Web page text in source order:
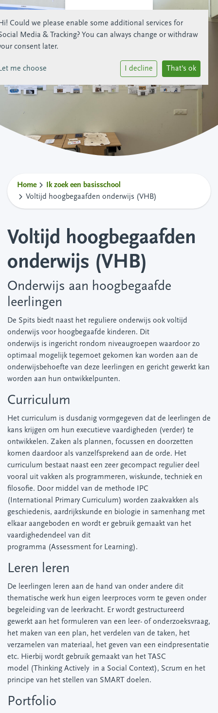
Home
Ik zoek een basisschool
Voltijd hoogbegaafden onderwijs (VHB)
Voltijd hoogbegaafden
onderwijs (VHB)
Onderwijs aan hoogbegaafde
leerlingen
De Spits biedt naast het reguliere onderwijs ook voltijd
onderwijs voor hoogbegaafde kinderen. Dit
onderwijs is ingericht rondom niveaugroepen waardoor zo
optimaal mogelijk tegemoet gekomen kan worden aan de
onderwijsbehoefte van deze leerlingen en gericht gewerkt kan
worden aan hun ontwikkelpunten.
Curriculum
Het curriculum is dusdanig vormgegeven dat de leerlingen de
kans krijgen om hun executieve vaardigheden (verder) te
ontwikkelen. Zaken als plannen, focussen en doorzetten
komen daardoor als vanzelfsprekend aan de orde. Het
curriculum bestaat naast een zeer gecompact regulier deel
vooral uit vakken als programmeren, wiskunde, techniek en
filosofie. Door middel van de methode IPC
(International Primary Curriculum) worden zaakvakken als
geschiedenis, aardrijkskunde en biologie in samenhang met
elkaar aangeboden en wordt er gebruik gemaakt van het
vaardighedendeel van dit
programma (Assessment for Learning).
Leren leren
De leerlingen leren aan de hand van onder andere dit
thematische werk hun eigen leerproces vorm te geven onder
begeleiding van de leerkracht. Er wordt gestructureerd
gewerkt aan het formuleren van een leer- of onderzoeksvraag,
het maken van een plan, het verdelen van de taken, het
verzamelen van materiaal, het geven van een eindpresentatie
etc. Hierbij wordt gebruik gemaakt van het TASC
model (Thinking Actively in a Social Context), Scrum en het
principe van het stellen van SMART doelen.
Portfolio
Could we please enable some additional services for
Media & Tracking? You can always change or withdraw
consent later.
me choose I decline That's ok